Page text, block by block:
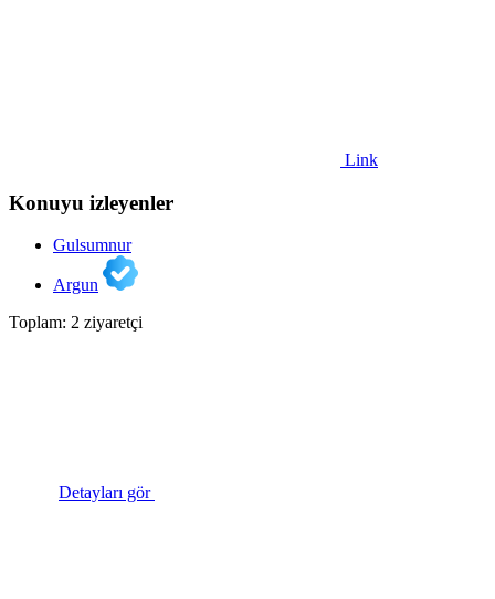
Link
Konuyu izleyenler
Gulsumnur
Argun
Toplam: 2 ziyaretçi
Detayları gör